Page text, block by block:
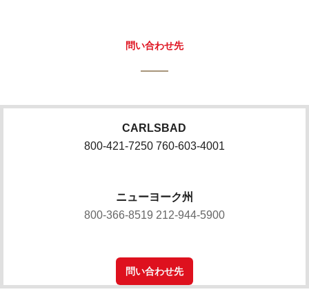
問い合わせ先
CARLSBAD
800-421-7250 760-603-4001
ニューヨーク州
800-366-8519 212-944-5900
問い合わせ先